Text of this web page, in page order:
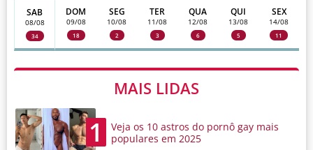
SAB
08/08
34
DOM
09/08
18
SEG
10/08
2
TER
11/08
3
QUA
12/08
6
QUI
13/08
5
SEX
14/08
11
MAIS LIDAS
1
Veja os 10 astros do pornô gay mais
populares em 2025